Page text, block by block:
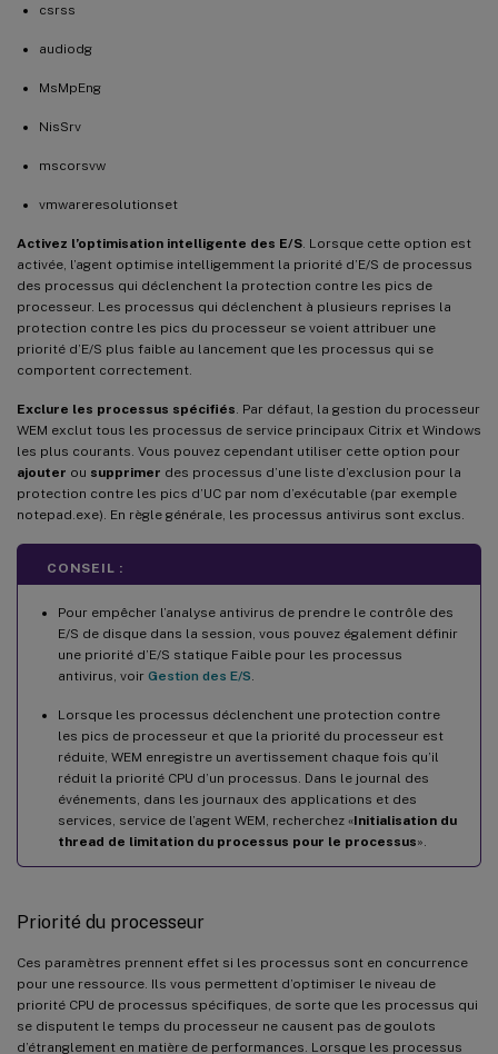
csrss
audiodg
MsMpEng
NisSrv
mscorsvw
vmwareresolutionset
Activez l’optimisation intelligente des E/S . Lorsque cette option est
activée, l’agent optimise intelligemment la priorité d’E/S de processus
des processus qui déclenchent la protection contre les pics de
processeur. Les processus qui déclenchent à plusieurs reprises la
protection contre les pics du processeur se voient attribuer une
priorité d’E/S plus faible au lancement que les processus qui se
comportent correctement.
Exclure les processus spécifiés . Par défaut, la gestion du processeur
WEM exclut tous les processus de service principaux Citrix et Windows
les plus courants. Vous pouvez cependant utiliser cette option pour
ajouter ou supprimer des processus d’une liste d’exclusion pour la
protection contre les pics d’UC par nom d’exécutable (par exemple
notepad.exe). En règle générale, les processus antivirus sont exclus.
CONSEIL :
Pour empêcher l’analyse antivirus de prendre le contrôle des
E/S de disque dans la session, vous pouvez également définir
une priorité d’E/S statique Faible pour les processus
antivirus, voir Gestion des E/S
Lorsque les processus déclenchent une protection contre
les pics de processeur et que la priorité du processeur est
réduite, WEM enregistre un avertissement chaque fois qu’il
réduit la priorité CPU d’un processus. Dans le journal des
événements, dans les journaux des applications et des
services, service de l’agent WEM, recherchez «Initialisation du
thread de limitation du processus pour le processus».
Priorité du processeur
Ces paramètres prennent effet si les processus sont en concurrence
pour une ressource. Ils vous permettent d’optimiser le niveau de
priorité CPU de processus spécifiques, de sorte que les processus qui
se disputent le temps du processeur ne causent pas de goulots
d’étranglement en matière de performances. Lorsque les processus